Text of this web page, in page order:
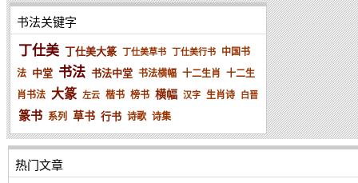
书法关键字
丁仕美 丁仕美大篆 丁仕美草书 丁仕美行书
中国书
法 中堂 书法 书法中堂 书法横幅 十二生肖 十二生
肖书法 大篆 左云 楷书 榜书 横幅 汉字 生肖诗 白晋
篆书 系列 草书 行书 诗歌 诗集
热门文章